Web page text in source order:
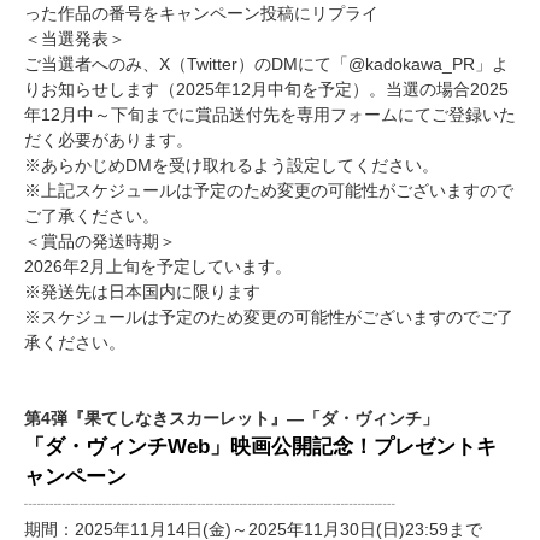
った作品の番号をキャンペーン投稿にリプライ
＜当選発表＞
ご当選者へのみ、X（Twitter）のDMにて「@kadokawa_PR」よ
りお知らせします（2025年12月中旬を予定）。当選の場合2025
年12月中～下旬までに賞品送付先を専用フォームにてご登録いた
だく必要があります。
※あらかじめDMを受け取れるよう設定してください。
※上記スケジュールは予定のため変更の可能性がございますので
ご了承ください。
＜賞品の発送時期＞
2026年2月上旬を予定しています。
※発送先は日本国内に限ります
※スケジュールは予定のため変更の可能性がございますのでご了
承ください。
第4弾『果てしなきスカーレット』―「ダ・ヴィンチ」
「ダ・ヴィンチWeb」映画公開記念！プレゼントキ
ャンペーン
┈┈┈┈┈┈┈┈┈┈┈┈┈┈┈┈┈┈┈┈┈┈
期間：2025年11月14日(金)～2025年11月30日(日)23:59まで